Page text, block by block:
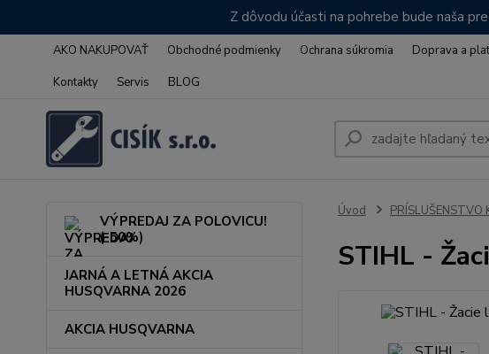
Z dôvodu účasti na pohrebe bude naša
AKO NAKUPOVAŤ Obchodné podmienky Ochrana súkromia Doprava a
Kontakty
Servis BLOG
VÝPREDAJ ZA POLOVICU!
(-50%)
JARNÁ A LETNÁ AKCIA
HUSQVARNA 2026
AKCIA HUSQVARNA
Úvod PRÍSLUŠENSTVO
STIHL -